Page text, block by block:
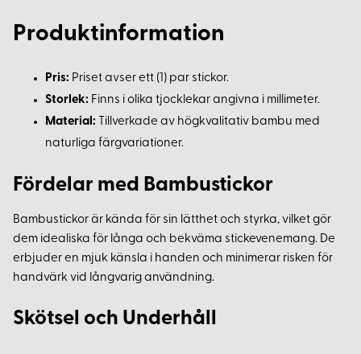
Produktinformation
Pris: Priset avser ett (1) par stickor.
Storlek: Finns i olika tjocklekar angivna i millimeter.
Material: Tillverkade av högkvalitativ bambu med
naturliga färgvariationer.
Fördelar med Bambustickor
Bambustickor är kända för sin lätthet och styrka, vilket gör
dem idealiska för långa och bekväma stickevenemang. De
erbjuder en mjuk känsla i handen och minimerar risken för
handvärk vid långvarig användning.
Skötsel och Underhåll